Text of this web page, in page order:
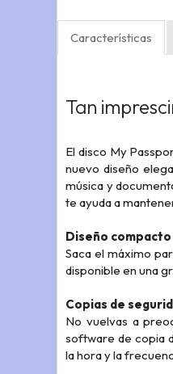
Características
Tan
El disco My
nuevo diseño
música y
te ayuda a
Diseño compacto
Saca el máximo
disponible en una
Copias de
No vuelvas a
software de copia
la hora y la